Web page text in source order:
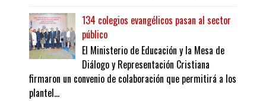
134 colegios evangélicos pasan al sector
público
El Ministerio de Educación y la Mesa de
Diálogo y Representación Cristiana
firmaron un convenio de colaboración que permitirá a los
plantel...